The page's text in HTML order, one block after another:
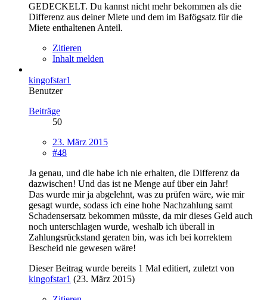
GEDECKELT. Du kannst nicht mehr bekommen als die
Differenz aus deiner Miete und dem im Bafögsatz für die
Miete enthaltenen Anteil.
Zitieren
Inhalt melden
kingofstar1
Benutzer
Beiträge
50
23. März 2015
#48
Ja genau, und die habe ich nie erhalten, die Differenz da
dazwischen! Und das ist ne Menge auf über ein Jahr!
Das wurde mir ja abgelehnt, was zu prüfen wäre, wie mir
gesagt wurde, sodass ich eine hohe Nachzahlung samt
Schadensersatz bekommen müsste, da mir dieses Geld auch
noch unterschlagen wurde, weshalb ich überall in
Zahlungsrückstand geraten bin, was ich bei korrektem
Bescheid nie gewesen wäre!
Dieser Beitrag wurde bereits 1 Mal editiert, zuletzt von
kingofstar1 (23. März 2015)